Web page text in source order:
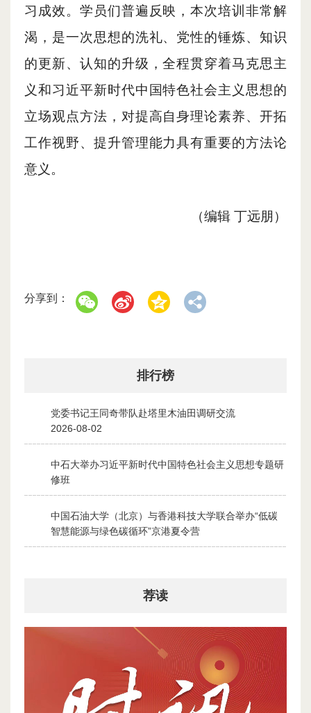
习成效。学员们普遍反映，本次培训非常解
渴，是一次思想的洗礼、党性的锤炼、知识
的更新、认知的升级，全程贯穿着马克思主
义和习近平新时代中国特色社会主义思想的
立场观点方法，对提高自身理论素养、开拓
工作视野、提升管理能力具有重要的方法论
意义。
（编辑 丁远朋）
分享到：
排行榜
党委书记王同奇带队赴塔里木油田调研交流
2026-08-02
中石大举办习近平新时代中国特色社会主义思想专题研
修班
2026-07-28
中国石油大学（北京）与香港科技大学联合举办“低碳
智慧能源与绿色碳循环”京港夏令营
2026-07-30
荐读